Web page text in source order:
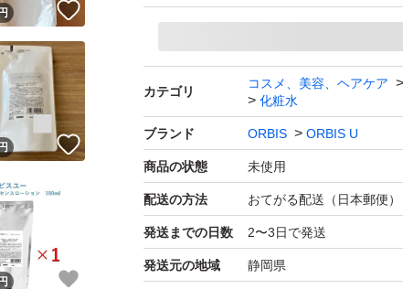
カテゴリ
コスメ、美容、ヘアケア
化粧水
ブランド ORBIS ORBIS U
商品の状態 未使用
配送の方法 おてがる配送（日本郵便）
発送までの日数 2〜3日で発送
発送元の地域 静岡県
円
円 いいね！
円